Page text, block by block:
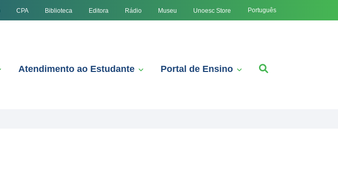
CPA Biblioteca Editora Rádio Museu Unoesc Store Português
Atendimento ao Estudante Portal de Ensino